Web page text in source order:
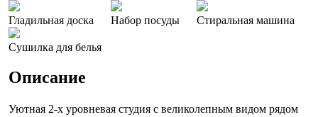
Гладильная доска Набор посуды Стиральная машина
Сушилка для белья
Описание
Уютная 2-х уровневая студия с великолепным видом рядом